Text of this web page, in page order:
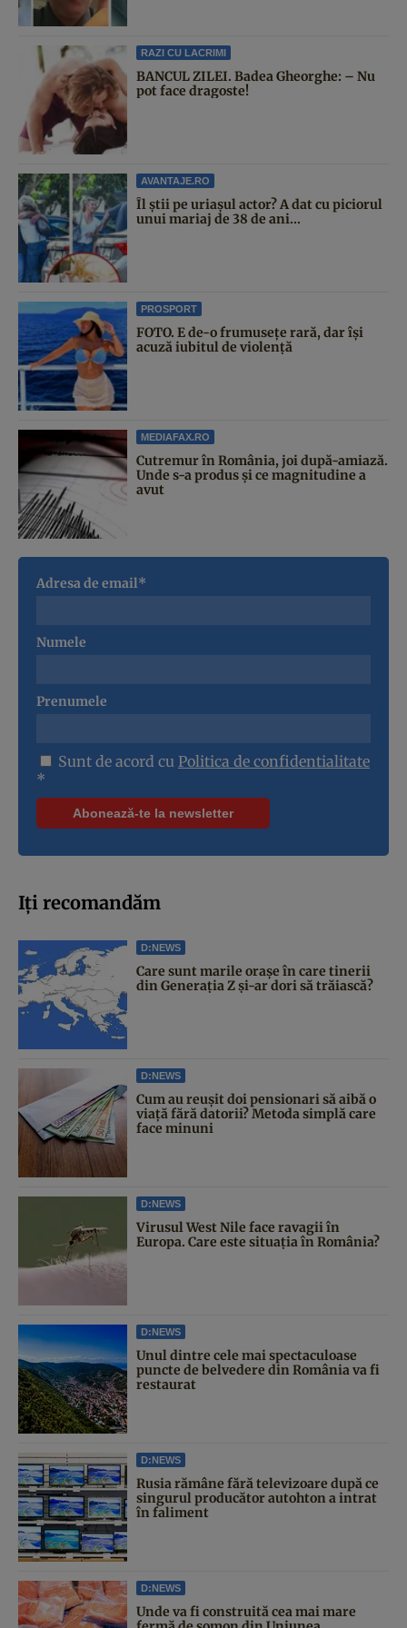
RAZI CU LACRIMI
BANCUL ZILEI. Badea Gheorghe: – Nu
pot face dragoste!
AVANTAJE.RO
Îl știi pe uriașul actor? A dat cu piciorul
unui mariaj de 38 de ani...
PROSPORT
FOTO. E de-o frumusețe rară, dar își
acuză iubitul de violență
MEDIAFAX.RO
Cutremur în România, joi după-amiază.
Unde s-a produs și ce magnitudine a
avut
Adresa de email*
Numele
Prenumele
Sunt de acord cu Politica de confidentialitate
*
Iți recomandăm
D:NEWS
Care sunt marile orașe în care tinerii
din Generația Z și-ar dori să trăiască?
D:NEWS
Cum au reușit doi pensionari să aibă o
viață fără datorii? Metoda simplă care
face minuni
D:NEWS
Virusul West Nile face ravagii în
Europa. Care este situația în România?
D:NEWS
Unul dintre cele mai spectaculoase
puncte de belvedere din România va fi
restaurat
D:NEWS
Rusia rămâne fără televizoare după ce
singurul producător autohton a intrat
în faliment
D:NEWS
Unde va fi construită cea mai mare